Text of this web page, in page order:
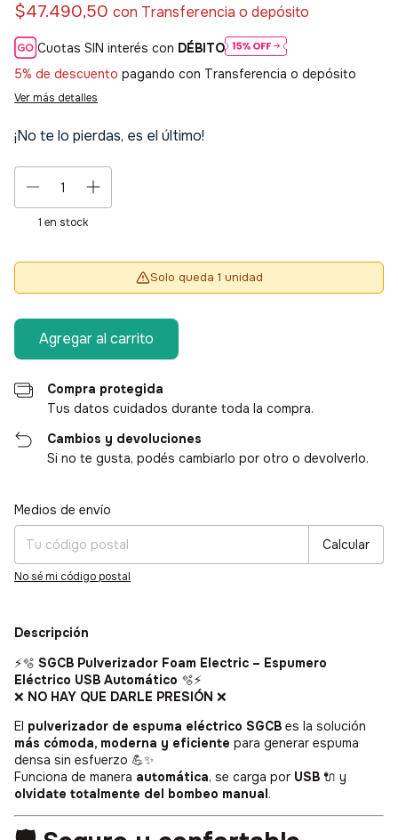
$47.490,50 con Transferencia o depósito
Cuotas SIN interés con DÉBITO
5% de descuento pagando con Transferencia o depósito
Ver más detalles
¡No te lo pierdas, es el último!
1 en stock
Solo queda 1 unidad
Compra protegida
Tus datos cuidados durante toda la compra.
Cambios y devoluciones
Si no te gusta, podés cambiarlo por otro o devolverlo.
Entregas para el CP:
Medios de envío
Calcular
No sé mi código postal
Descripción
⚡🫧 SGCB Pulverizador Foam Electric – Espumero
Eléctrico USB Automático 🫧⚡
❌ NO HAY QUE DARLE PRESIÓN ❌
El pulverizador de espuma eléctrico SGCB es la solución
más cómoda, moderna y eficiente para generar espuma
densa sin esfuerzo 💪✨
Funciona de manera automática, se carga por USB 🔌 y
olvidate totalmente del bombeo manual.